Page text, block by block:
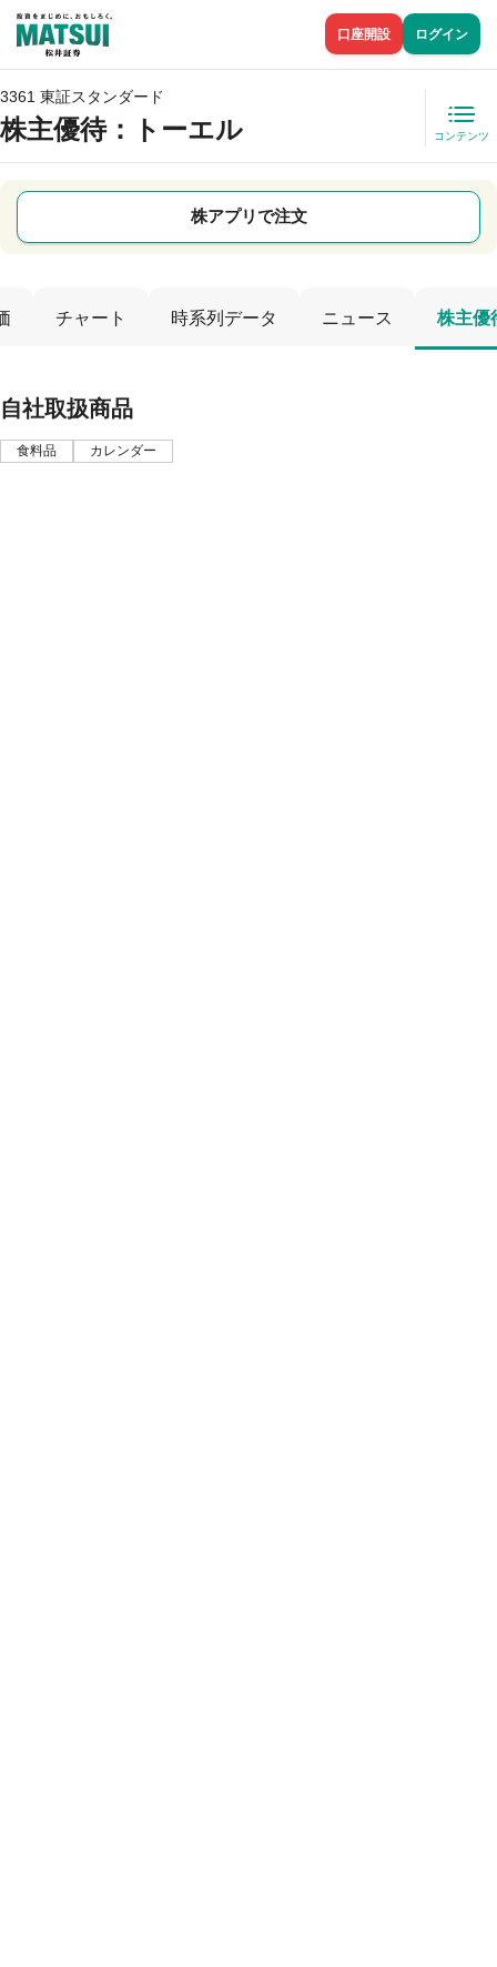
口座開設 ログイン
3361 東証スタンダード
株主優待：トーエル コンテンツ
株アプリで注文
チャート 時系列データ ニュース 株主優
自社取扱商品
食料品 カレンダー